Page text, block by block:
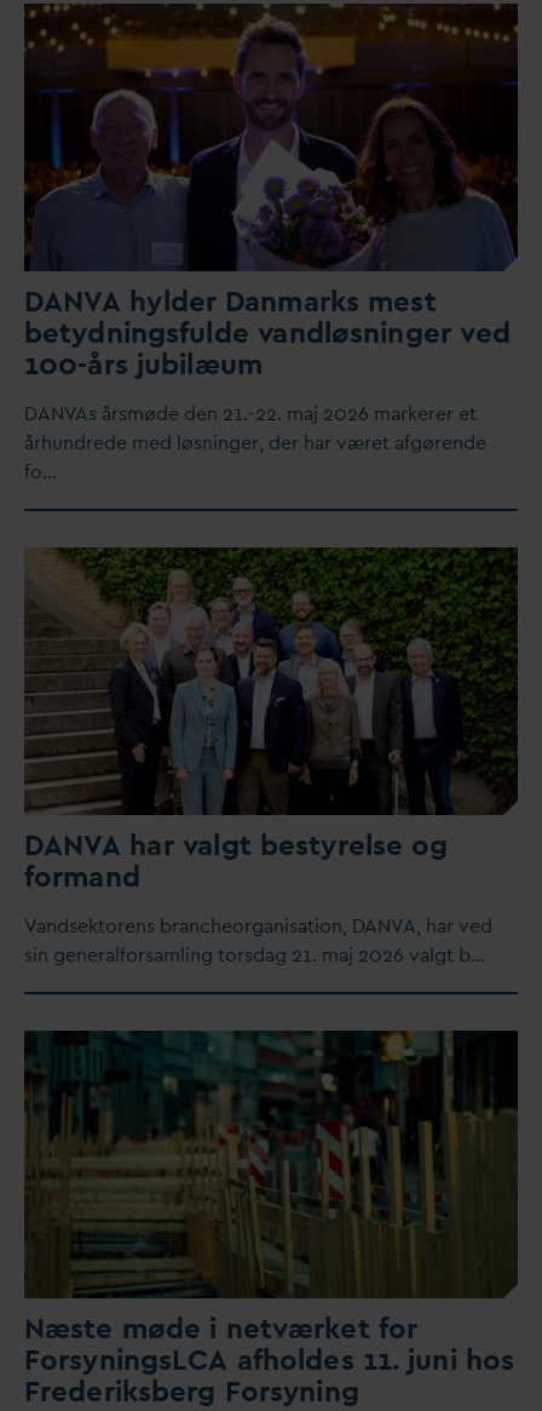
DANVA hylder Danmarks mest
betydningsfulde vandløsninger ved
100-års jubilæum
DANVAs årsmøde den 21.-22. maj 2026 markerer et
århundrede med løsninger, der har været afgørende
fo…
DANVA har valgt bestyrelse og
formand
Vandsektorens brancheorganisation, DANVA, har ved
sin generalforsamling torsdag 21. maj 2026 valgt b…
Næste møde i netværket for
ForsyningsLCA afholdes 11. juni hos
Frederiksberg Forsyning